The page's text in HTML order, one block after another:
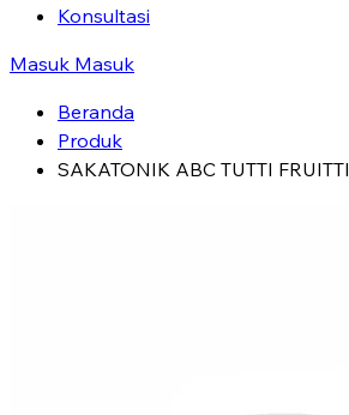
Konsultasi
Masuk Masuk
Beranda
Produk
SAKATONIK ABC TUTTI FRUITTI